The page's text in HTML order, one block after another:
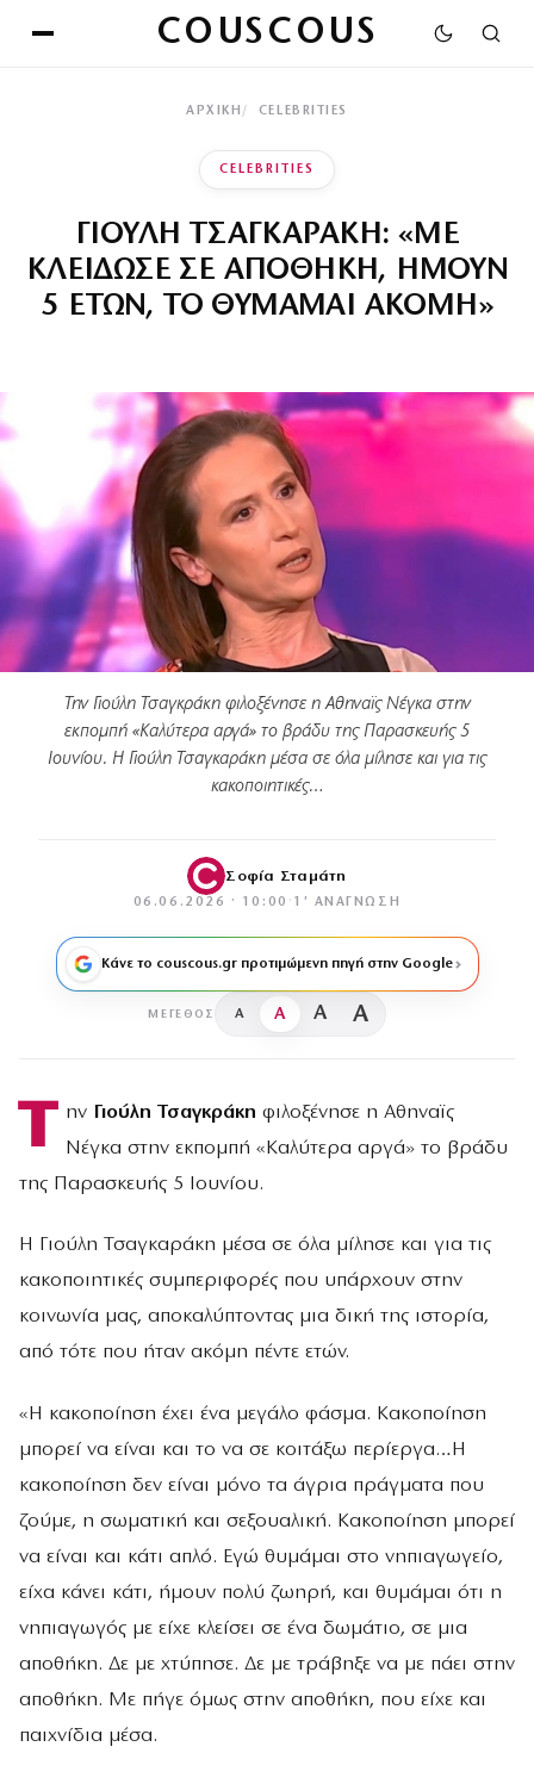
COUSCOUS
ΑΡΧΙΚΉ CELEBRITIES
CELEBRITIES
ΓΙΟΥΛΗ ΤΣΑΓΚΑΡΑΚΗ: «ΜΕ
ΚΛΕΙΔΩΣΕ ΣΕ ΑΠΟΘΗΚΗ, ΗΜΟΥΝ
5 ΕΤΩΝ, ΤΟ ΘΥΜΑΜΑΙ ΑΚΟΜΗ»
Την Γιούλη Τσαγκράκη φιλοξένησε η Αθηναϊς Νέγκα στην
εκπομπή «Καλύτερα αργά» το βράδυ της Παρασκευής 5
Ιουνίου. Η Γιούλη Τσαγκαράκη μέσα σε όλα μίλησε και για τις
κακοποιητικές…
Σοφία Σταμάτη
06.06.2026 · 10:00 · 1′ ΑΝΆΓΝΩΣΗ
Κάνε το couscous.gr προτιμώμενη πηγή στην Google
ΜΈΓΕΘΟΣ A A A A
Τ ηνΓιούλη Τσαγκράκη φιλοξένησε η Αθηναϊς
Νέγκα στην εκπομπή «Καλύτερα αργά» το βράδυ
της Παρασκευής 5 Ιουνίου.
Η Γιούλη Τσαγκαράκη μέσα σε όλα μίλησε και για τις
κακοποιητικές συμπεριφορές που υπάρχουν στην
κοινωνία μας, αποκαλύπτοντας μια δική της ιστορία,
από τότε που ήταν ακόμη πέντε ετών.
«Η κακοποίηση έχει ένα μεγάλο φάσμα. Κακοποίηση
μπορεί να είναι και το να σε κοιτάξω περίεργα…Η
κακοποίηση δεν είναι μόνο τα άγρια πράγματα που
ζούμε, η σωματική και σεξουαλική. Κακοποίηση μπορεί
να είναι και κάτι απλό. Εγώ θυμάμαι στο νηπιαγωγείο,
είχα κάνει κάτι, ήμουν πολύ ζωηρή, και θυμάμαι ότι η
νηπιαγωγός με είχε κλείσει σε ένα δωμάτιο, σε μια
αποθήκη. Δε με χτύπησε. Δε με τράβηξε να με πάει στην
αποθήκη. Με πήγε όμως στην αποθήκη, που είχε και
παιχνίδια μέσα.